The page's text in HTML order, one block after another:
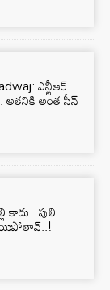
ఎన్టీఆర్
అతనికి అంత సీన్
కాదు.. పులి..